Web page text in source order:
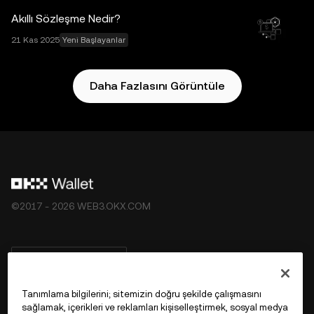
Akıllı Sözleşme Nedir?
21 Kas 2025 Yeni Başlayanlar
Daha Fazlasını Görüntüle
©2017 - 2026 WEB3.OKX.COM
Tanımlama bilgilerini; sitemizin doğru şekilde çalışmasını
sağlamak, içerikleri ve reklamları kişiselleştirmek, sosyal medya